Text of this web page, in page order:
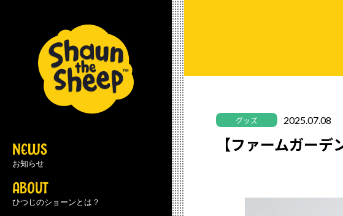
NEWS
お知らせ
ABOUT
ひつじのショーンとは？
グッズ 2025.07.08
【ファームガー